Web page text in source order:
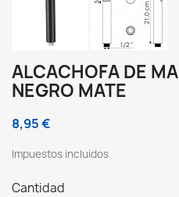
ALCACHOFA DE
NEGRO MATE
8,95 €
Impuestos incluidos
Cantidad